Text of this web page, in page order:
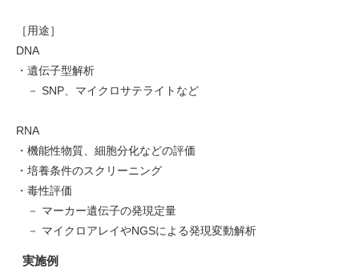
［用途］
DNA
・遺伝子型解析
－ SNP、マイクロサテライトなど
RNA
・機能性物質、細胞分化などの評価
・培養条件のスクリーニング
・毒性評価
－ マーカー遺伝子の発現定量
－ マイクロアレイやNGSによる発現変動解析
実施例